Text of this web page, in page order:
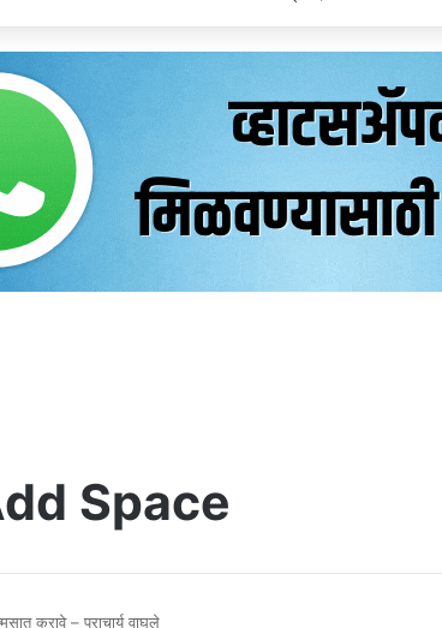
Space
करावे – प्राचार्य वाघुले